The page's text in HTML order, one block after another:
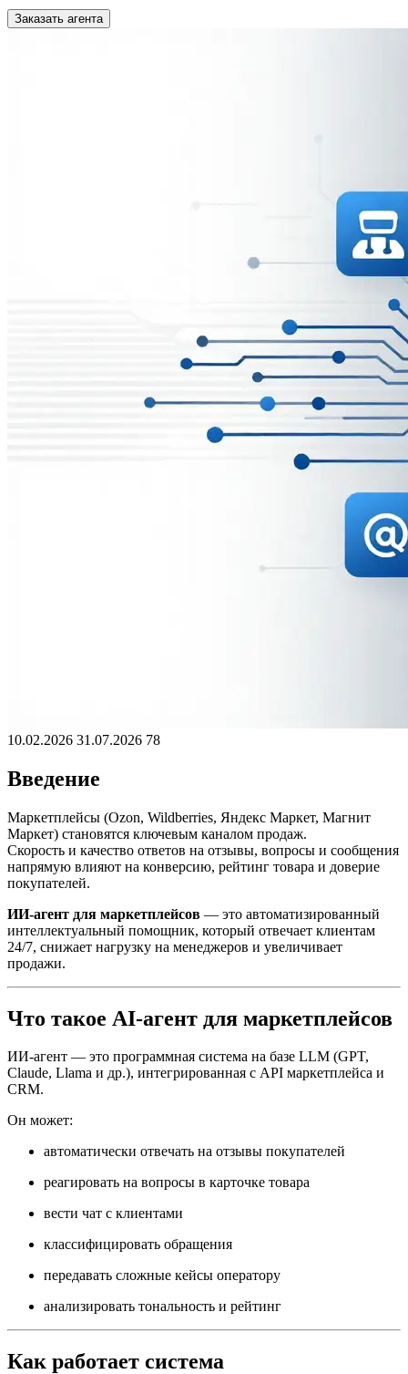
Заказать агента
10.02.2026 31.07.2026 78
Введение
Маркетплейсы (Ozon, Wildberries, Яндекс Маркет, Магнит
Маркет) становятся ключевым каналом продаж.
Скорость и качество ответов на отзывы, вопросы и сообщения
напрямую влияют на конверсию, рейтинг товара и доверие
покупателей.
ИИ-агент для маркетплейсов — это автоматизированный
интеллектуальный помощник, который отвечает клиентам
24/7, снижает нагрузку на менеджеров и увеличивает
продажи.
Что такое AI-агент для маркетплейсов
ИИ-агент — это программная система на базе LLM (GPT,
Claude, Llama и др.), интегрированная с API маркетплейса и
CRM.
Он может:
автоматически отвечать на отзывы покупателей
реагировать на вопросы в карточке товара
вести чат с клиентами
классифицировать обращения
передавать сложные кейсы оператору
анализировать тональность и рейтинг
Как работает система